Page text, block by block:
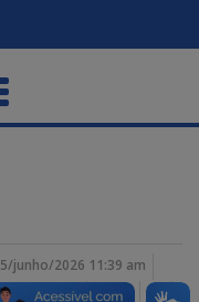
junho/2026 11:39 am
do Sul